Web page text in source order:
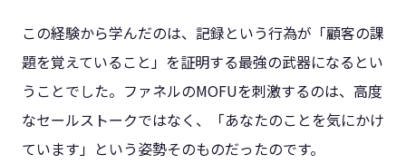
この経験から学んだのは、記録という行為が「顧客の課
題を覚えていること」を証明する最強の武器になるとい
うことでした。ファネルのMOFUを刺激するのは、高度
なセールストークではなく、「あなたのことを気にかけ
ています」という姿勢そのものだったのです。